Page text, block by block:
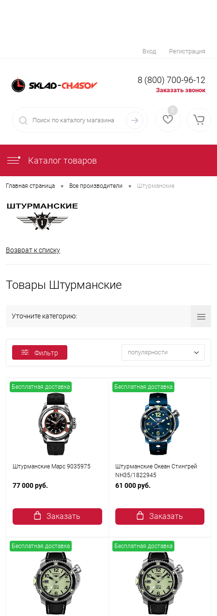
Вход Регистрация
8 (800) 700-96-12
Заказать звонок
0
Каталог товаров
Главная страница • Все производители • Штурманские
Возврат к списку
Товары Штурманские
Уточните категорию:
Фильтр популярности
Бесплатная доставка
Штурманские Марс 9035975
77 000 руб.
Заказать
Бесплатная доставка
Штурманские Океан Стингрей
NH35/1822945
61 000 руб.
Заказать
Бесплатная доставка Бесплатная доставка